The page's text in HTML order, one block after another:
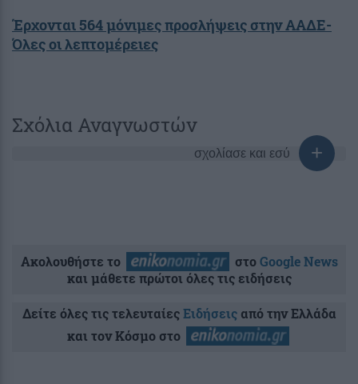
Έρχονται 564 μόνιμες προσλήψεις στην ΑΑΔΕ-
Όλες οι λεπτομέρειες
Σχόλια Αναγνωστών
σχολίασε και εσύ
Ακολουθήστε το στοGoogle News
και μάθετε πρώτοι όλες τις ειδήσεις
Δείτε όλες τις τελευταίεςΕιδήσειςαπό την Ελλάδα
και τον Κόσμο στο